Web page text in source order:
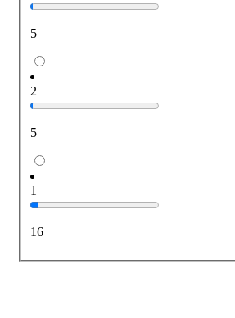
5
2
5
1
16